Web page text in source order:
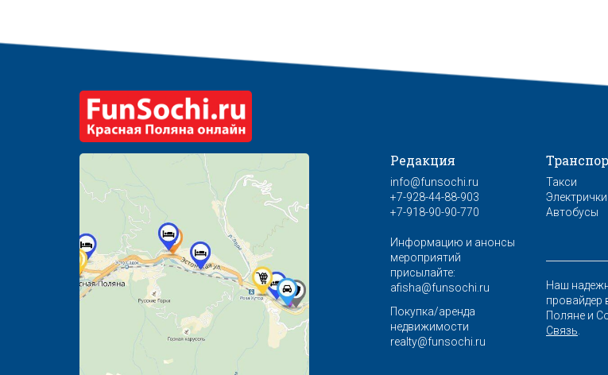
Редакция
info@funsochi.ru
+7-928-44-88-903
+7-918-90-90-770
Информацию и анонсы
мероприятий
присылайте:
afisha@funsochi.ru
Покупка/аренда
недвижимости
realty@funsochi.ru
Такси
Электрички
Автобусы
Наш
провайдер
Поляне и
Связь